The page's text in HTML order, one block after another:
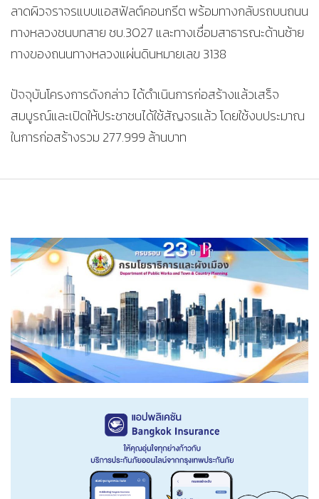
ลาดผิวจราจรแบบแอสฟัลต์คอนกรีต พร้อมทางกลับรถบนถนน
ทางหลวงชนบทสาย ชบ.3027 และทางเชื่อมสาธารณะด้านซ้าย
ทางของถนนทางหลวงแผ่นดินหมายเลข 3138
ปัจจุบันโครงการดังกล่าว ได้ดำเนินการก่อสร้างแล้วเสร็จ
สมบูรณ์และเปิดให้ประชาชนได้ใช้สัญจรแล้ว โดยใช้งบประมาณ
ในการก่อสร้างรวม 277.999 ล้านบาท